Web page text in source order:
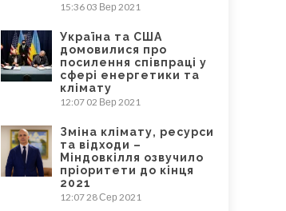
15:36 03 Вер 2021
Україна та США
домовилися про
посилення співпраці у
сфері енергетики та
клімату
12:07 02 Вер 2021
Зміна клімату, ресурси
та відходи –
Міндовкілля озвучило
пріоритети до кінця
2021
12:0728 Сер 2021